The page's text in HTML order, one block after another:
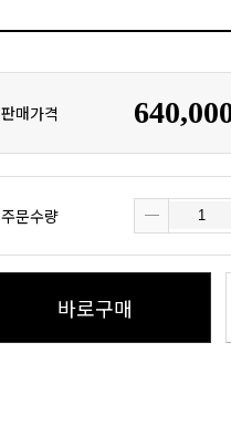
판매가격
주문수량
바로구매